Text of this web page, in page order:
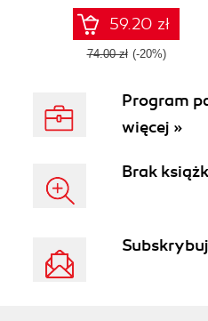
59.20 zł
74.00 zł (-20%)
Program
więcej »
Brak